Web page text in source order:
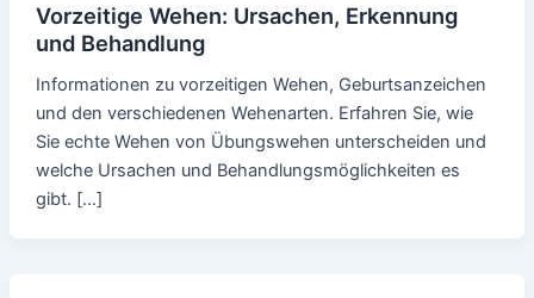
Vorzeitige Wehen: Ursachen, Erkennung
und Behandlung
Informationen zu vorzeitigen Wehen, Geburtsanzeichen
und den verschiedenen Wehenarten. Erfahren Sie, wie
Sie echte Wehen von Übungswehen unterscheiden und
welche Ursachen und Behandlungsmöglichkeiten es
gibt. […]